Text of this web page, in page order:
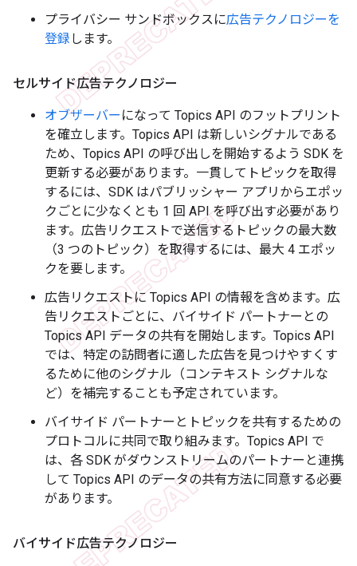
プライバシー サンドボックスに広告テクノロジーを
登録 します。
セルサイド広告テクノロジー
オブザーバー になって Topics API のフットプリント
を確立します。Topics API は新しいシグナルである
ため、Topics API の呼び出しを開始するよう SDK を
更新する必要があります。一貫してトピックを取得
するには、SDK はパブリッシャー アプリからエポッ
クごとに少なくとも 1 回 API を呼び出す必要があり
ます。広告リクエストで送信するトピックの最大数
（3 つのトピック）を取得するには、最大 4 エポッ
クを要します。
広告リクエストに Topics API の情報を含めます。広
告リクエストごとに、バイサイド パートナーとの
Topics API データの共有を開始します。Topics API
では、特定の訪問者に適した広告を見つけやすくす
るために他のシグナル（コンテキスト シグナルな
ど）を補完することも予定されています。
バイサイド パートナーとトピックを共有するための
プロトコルに共同で取り組みます。Topics API で
は、各 SDK がダウンストリームのパートナーと連携
して Topics API のデータの共有方法に同意する必要
があります。
バイサイド広告テクノロジー